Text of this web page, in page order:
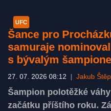
UFC
Šance pro
samuraje
s bývalým
27. 07. 2026 08:12 Jakub
Šampion polotěžké
začátku příštího roku.